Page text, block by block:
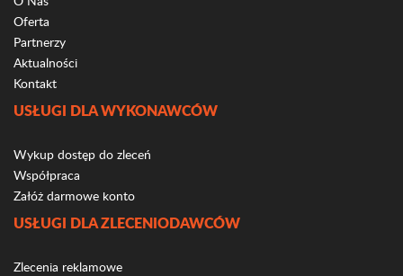
Oferta
Partnerzy
Aktualności
Kontakt
USŁUGI DLA WYKONAWCÓW
Wykup dostęp do zleceń
Współpraca
Załóż darmowe konto
USŁUGI DLA ZLECENIODAWCÓW
Zlecenia reklamowe